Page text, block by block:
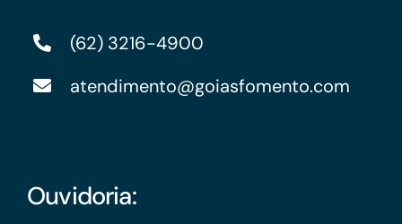
(62) 3216-4900
atendimento@goiasfomento.com
Ouvidoria: